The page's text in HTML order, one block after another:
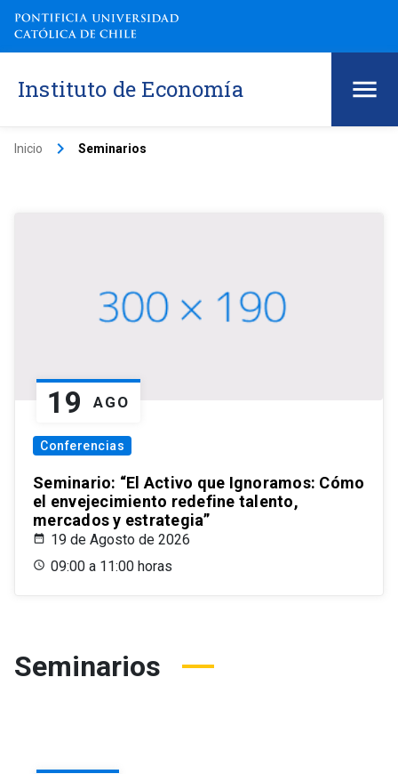
Instituto de Economía
Inicio keyboard_arrow_right Seminarios
19 AGO
Conferencias
Seminario: “El Activo que Ignoramos: Cómo
el envejecimiento redefine talento,
mercados y estrategia”
19 de Agosto de 2026
09:00 a 11:00 horas
Seminarios